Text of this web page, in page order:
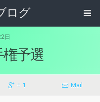
ログ
日
予選
+ 1 Mail